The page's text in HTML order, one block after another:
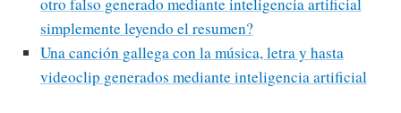
otro falso generado mediante inteligencia artificial
simplemente leyendo el resumen?
Una canción gallega con la música, letra y hasta
videoclip generados mediante inteligencia artificial